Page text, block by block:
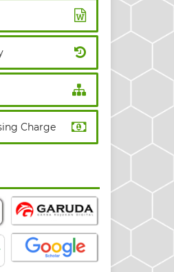
Charge